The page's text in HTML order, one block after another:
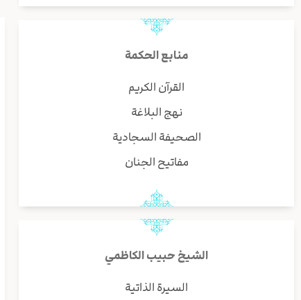
منابع الحكمة
القرآن الكريم
نهج البلاغة
الصحيفة السجادية
مفاتيح الجنان
الشيخ حبيب الكاظمي
السيرة الذاتية